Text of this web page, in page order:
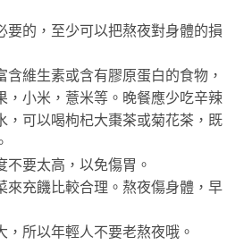
的，至少可以把熬夜對身體的損
維生素或含有膠原蛋白的食物，
，小米，薏米等。晚餐應少吃辛辣
，可以喝枸杞大棗茶或菊花茶，既
要太高，以免傷胃。
來充饑比較合理。熬夜傷身體，早
所以年輕人不要老熬夜哦。